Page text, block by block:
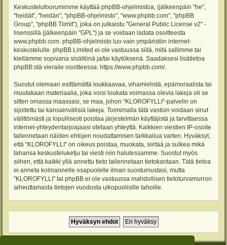
Keskustelufoorumimme käyttää phpBB-ohjelmistoa, (jälkeenpäin "he",
"heidät", "heidän", "phpBB-ohjelmisto", "www.phpbb.com", "phpBB
Group", "phpBB Tiimit"), joka on julkaistu "General Public License v2" -
lisenssillä (jälkeenpäin "GPL") ja se voidaan ladata osoitteesta
www.phpbb.com . phpBB-ohjelmisto luo vain ympäristön internet-
keskustelulle. phpBB Limited ei ole vastuussa siitä, mitä sallimme tai
kiellämme sopivana sisältönä ja/tai käytöksenä. Saadaksesi lisätietoa
phpBB:stä vieraile osoitteessa: https://www.phpbb.com/.
Suostut olemaan esittämättä loukkaavaa, vihamielistä, epämoraalista tai
muutakaan materiaalia, joka voisi loukata voimassa olevia lakeja oli se
sitten omassa maassasi, se maa, johon "KLOROFYLLI"-palvelin on
sijoitettu tai kansainvälisiä lakeja. Toimimalla tätä vastoin voidaan sinut
välittömästi ja lopullisesti poistaa järjestelmän käyttäjistä ja tarvittaessa
internet-yhteydentarjoajaasi otetaan yhteyttä. Kaikkien viestien IP-osoite
tallennetaan näiden ehtojen noudattamisen tarkkailua varten. Hyväksyt,
että "KLOROFYLLI" on oikeus poistaa, muokata, siirtää ja sulkea mikä
tahansa keskusteluketju tai viesti niin halutessamme. Suostut myös
siihen, että kaikki yllä annettu tieto tallennetaan tietokantaan. Tätä tietoa
ei anneta kolmannelle osapuolelle ilman suostumustasi, mutta
"KLOROFYLLI" tai phpBB ei ole vastuussa mahdollisen tietoturvamurron
aiheuttamasta tietojen vuodosta ulkopuolisille tahoille.